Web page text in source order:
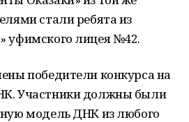
стали ребята из
уфимского лицея №42.
победители конкурса на
Участники должны были
модель ДНК из любого